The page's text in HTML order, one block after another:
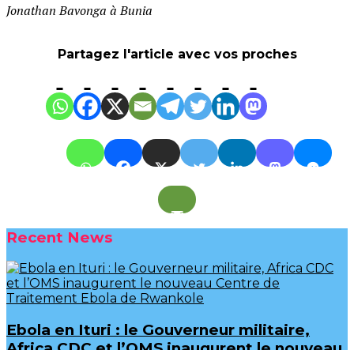
Jonathan Bavonga à Bunia
Partagez l'article avec vos proches
Recent News
Ebola en Ituri : le Gouverneur militaire,